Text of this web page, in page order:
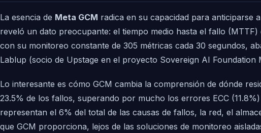
La esencia de Meta GCM radica en su capacidad para anticiparse
reveló un dato preocupante: el tiempo medio hasta el fallo
con su monitoreo constante de 305 métricas cada 30 segundos,
Lablup (socio de Upstage en el proyecto Sovereign AI
Lo interesante es cómo GCM cambia la comprensión de dónde
23.5% de los fallos, superando por mucho los errores ECC
representan el 6% del total de las causas de fallos, la red, el
que GCM proporciona, lejos de las soluciones de monitoreo